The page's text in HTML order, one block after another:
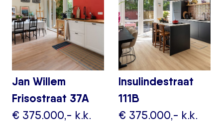
Jan Willem
Frisostraat 37A
€ 375.000,- k.k.
Insulindestraat
111B
€ 375.000,- k.k.